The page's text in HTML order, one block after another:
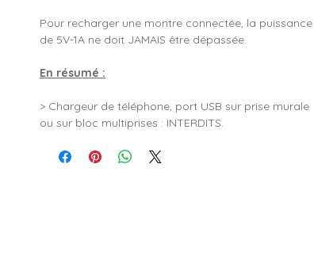
Pour recharger une montre connectée, la puissance
de 5V-1A ne doit JAMAIS être dépassée.
En résumé :
> Chargeur de téléphone, port USB sur prise murale
ou sur bloc multiprises : INTERDITS.